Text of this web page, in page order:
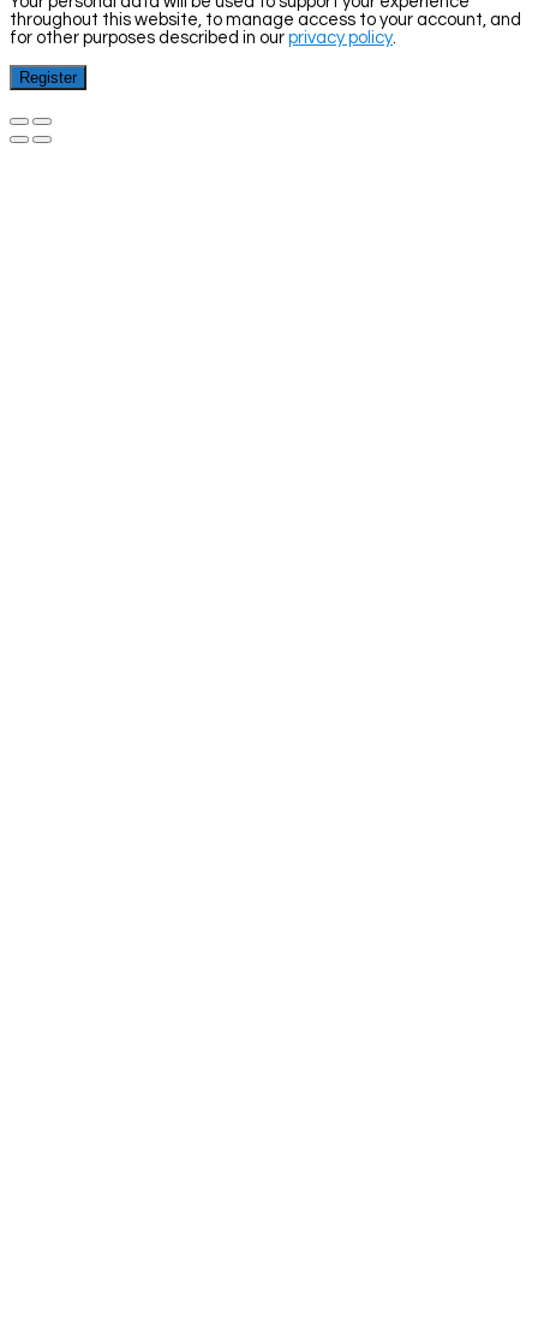
throughout this website, to manage access to your account, and
for other purposes described in our privacy policy
Register